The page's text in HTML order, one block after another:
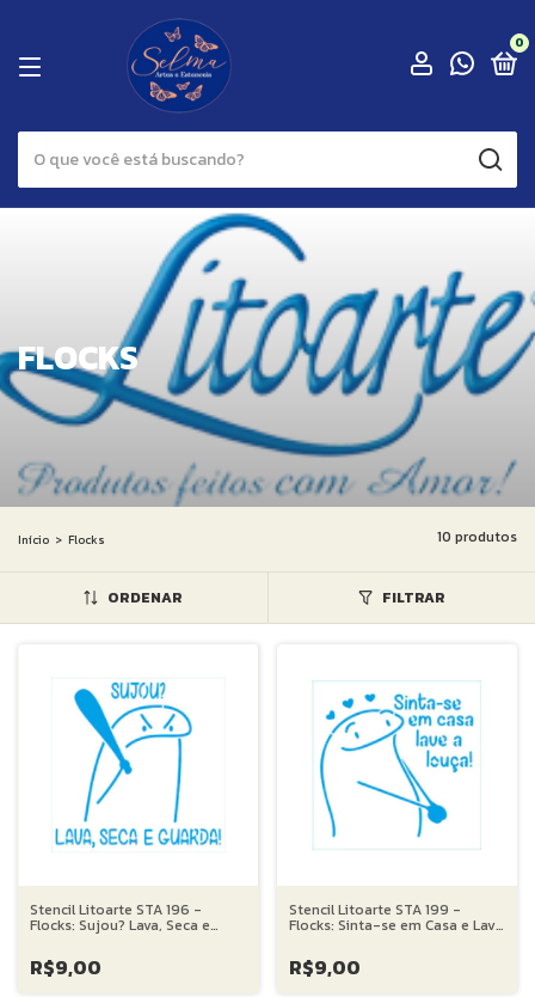
0
FLOCKS
Início > Flocks 10 produtos
ORDENAR FILTRAR
Stencil Litoarte STA 196 -
Flocks: Sujou? Lava, Seca e
Guarda! - 14X14 cm
R$9,00
Stencil Litoarte STA 199 -
Flocks: Sinta-se em Casa e Lave
R$9,00